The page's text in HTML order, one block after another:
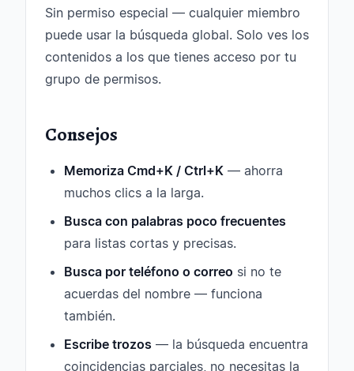
Sin permiso especial — cualquier miembro
puede usar la búsqueda global. Solo ves los
contenidos a los que tienes acceso por tu
grupo de permisos.
Consejos
Memoriza Cmd+K / Ctrl+K — ahorra
muchos clics a la larga.
Busca con palabras poco frecuentes
para listas cortas y precisas.
Busca por teléfono o correo si no te
acuerdas del nombre — funciona
también.
Escribe trozos — la búsqueda encuentra
coincidencias parciales, no necesitas la